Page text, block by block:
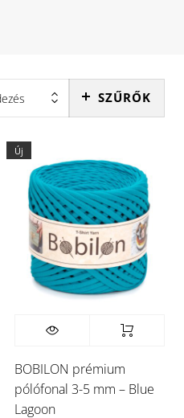
SZŰRŐK
Új
BOBILON prémium
pólófonal 3-5 mm – Blue
Lagoon